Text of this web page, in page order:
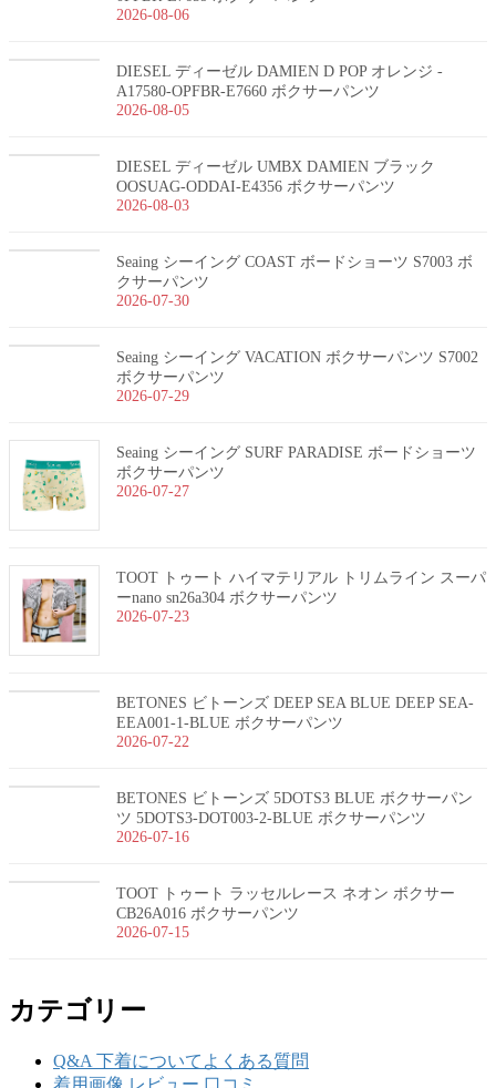
2026-08-06
DIESEL ディーゼル DAMIEN D POP オレンジ -
A17580-OPFBR-E7660 ボクサーパンツ
2026-08-05
DIESEL ディーゼル UMBX DAMIEN ブラック
OOSUAG-ODDAI-E4356 ボクサーパンツ
2026-08-03
Seaing シーイング COAST ボードショーツ S7003 ボ
クサーパンツ
2026-07-30
Seaing シーイング VACATION ボクサーパンツ S7002
ボクサーパンツ
2026-07-29
Seaing シーイング SURF PARADISE ボードショーツ
ボクサーパンツ
2026-07-27
TOOT トゥート ハイマテリアル トリムライン スーパ
ーnano sn26a304 ボクサーパンツ
2026-07-23
BETONES ビトーンズ DEEP SEA BLUE DEEP SEA-
EEA001-1-BLUE ボクサーパンツ
2026-07-22
BETONES ビトーンズ 5DOTS3 BLUE ボクサーパン
ツ 5DOTS3-DOT003-2-BLUE ボクサーパンツ
2026-07-16
TOOT トゥート ラッセルレース ネオン ボクサー
CB26A016 ボクサーパンツ
2026-07-15
カテゴリー
Q&A 下着についてよくある質問